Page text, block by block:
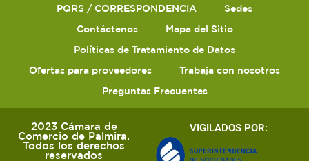
PQRS / CORRESPONDENCIA
Sedes
Contáctenos
Mapa del Sitio
Políticas de Tratamiento de Datos
Ofertas para proveedores
Trabaja con nosotros
Preguntas Frecuentes
2023 Cámara de
Comercio de Palmira.
Todos los derechos
reservados
VIGILADOS POR: